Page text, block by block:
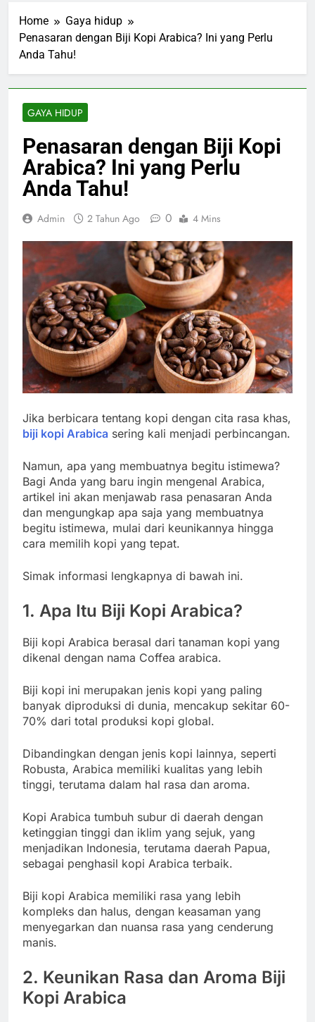
Home
Gaya hidup
Penasaran dengan Biji Kopi Arabica? Ini yang Perlu
Anda Tahu!
GAYA HIDUP
Penasaran dengan Biji Kopi
Arabica? Ini yang Perlu
Anda Tahu!
Admin 2 Tahun Ago 0 4 Mins
Jika berbicara tentang kopi dengan cita rasa khas,
biji kopi Arabica sering kali menjadi perbincangan.
Namun, apa yang membuatnya begitu istimewa?
Bagi Anda yang baru ingin mengenal Arabica,
artikel ini akan menjawab rasa penasaran Anda
dan mengungkap apa saja yang membuatnya
begitu istimewa, mulai dari keunikannya hingga
cara memilih kopi yang tepat.
Simak informasi lengkapnya di bawah ini.
1. Apa Itu Biji Kopi Arabica?
Biji kopi Arabica berasal dari tanaman kopi yang
dikenal dengan nama Coffea arabica.
Biji kopi ini merupakan jenis kopi yang paling
banyak diproduksi di dunia, mencakup sekitar 60-
70% dari total produksi kopi global.
Dibandingkan dengan jenis kopi lainnya, seperti
Robusta, Arabica memiliki kualitas yang lebih
tinggi, terutama dalam hal rasa dan aroma.
Kopi Arabica tumbuh subur di daerah dengan
ketinggian tinggi dan iklim yang sejuk, yang
menjadikan Indonesia, terutama daerah Papua,
sebagai penghasil kopi Arabica terbaik.
Biji kopi Arabica memiliki rasa yang lebih
kompleks dan halus, dengan keasaman yang
menyegarkan dan nuansa rasa yang cenderung
manis.
2. Keunikan Rasa dan Aroma Biji
Kopi Arabica